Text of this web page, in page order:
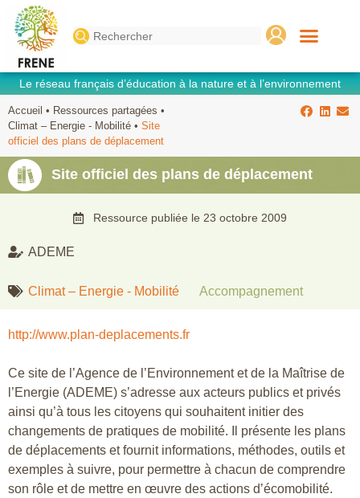
Search
for:
Le réseau français d’éducation à la nature et à l’environnement
Accueil • Ressources partagées •
Climat – Energie - Mobilité • Site
officiel des plans de déplacement
Site officiel des plans de déplacement
http://www.plan-deplacements.fr
Ce site de l’Agence de l’Environnement et de la Maîtrise de
l’Energie (ADEME) s’adresse aux acteurs publics et privés
ainsi qu’à tous les citoyens qui souhaitent initier des
changements de pratiques de mobilité. Il présente les plans
de déplacements et fournit informations, méthodes, outils et
exemples à suivre, pour permettre à chacun de comprendre
son rôle et de mettre en œuvre des actions d’écomobilité.
Ressource publiée le 23 octobre 2009
ADEME
Climat – Energie - Mobilité Accompagnement